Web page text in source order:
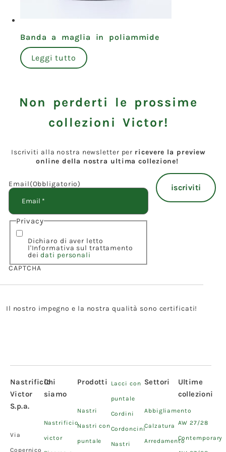
Banda a maglia in poliammide
Leggi tutto
Non perderti le prossime
collezioni Victor!
Iscriviti alla nostra newsletter per ricevere la preview
online della nostra ultima collezione!
Email(Obbligatorio)
Privacy
Dichiaro di aver letto
l'Informativa sul trattamento
deidati personali
CAPTCHA
Il nostro impegno e la nostra qualità sono certificati!
Nastrificio
Victor
S.p.a.
Via
Copernico
Chi
siamo
Nastrificio
victor
Prodotti
Nastri
Nastri con
puntale
Lacci con
puntale
Cordini
Cordoncini
Nastri
Settori
Abbigliamento
Calzatura
Arredamento
Ultime
collezioni
AW 27/28
Contemporary